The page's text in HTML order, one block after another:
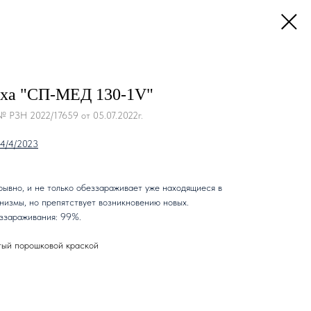
"СП-МЕД 130-1V"
РЗН 2022/17659 от 05.07.2022г.
4/2023
и не только обеззараживает уже находящиеся в
но препятствует возникновению новых.
99%.
порошковой краской